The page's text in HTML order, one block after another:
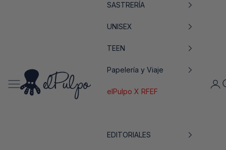
elPulpo
Abrir menú de navegación
SASTRERÍA
UNISEX
TEEN
Papelería y Viaje
elPulpo X RFEF
EDITORIALES